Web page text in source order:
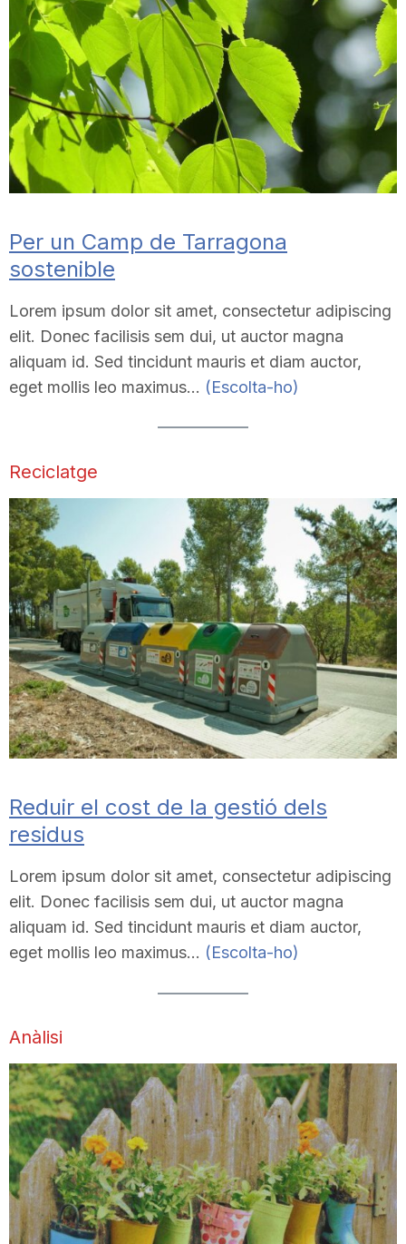
a
a
o
a
Per un Camp de Tarragona
sostenible
Lorem ipsum dolor sit amet, consectetur adipiscing
elit. Donec facilisis sem dui, ut auctor magna
aliquam id. Sed tincidunt mauris et diam auctor,
eget mollis leo maximus… (Escolta-ho)
Reciclatge
Reduir el cost de la gestió dels
residus
Lorem ipsum dolor sit amet, consectetur adipiscing
elit. Donec facilisis sem dui, ut auctor magna
aliquam id. Sed tincidunt mauris et diam auctor,
eget mollis leo maximus… (Escolta-ho)
Anàlisi